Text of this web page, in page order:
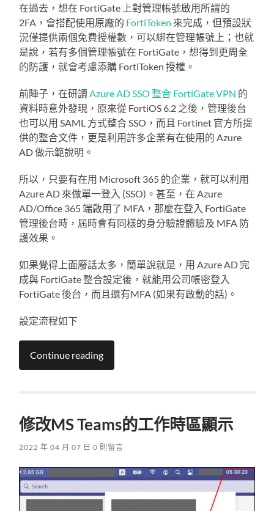
在過去，想在 FortiGate 上對管理帳號啟用所謂的
2FA，會搭配使用原廠的 FortiToken 來完成，但預設狀
況僅提供兩個免費授權數，可以綁在管理帳號上；也就
是說，若有多個管理帳號在 FortiGate，想得到更周全
的防護，就會考慮添購 FortiToken 授權。
前陣子，在研讀 Azure AD SSO 整合 FortiGate VPN 的
資料時意外發現，原來從 FortiOS 6.2 之後，管理後台
也可以用 SAML 方式整合 SSO，而且 Fortinet 官方所提
供的整合文件，更是利用許多企業有在使用的 Azure
AD 做示範說明。
所以，只要有在用 Microsoft 365 的企業，就可以利用
Azure AD 來做單一登入 (SSO)。甚至，在 Azure
AD/Office 365 端啟用了 MFA，那麼在登入 FortiGate
管理後台時，屆時會有同樣的身分驗證體驗及 MFA 防
護效果。
如果覺得上面廢話太多，簡單說就是，用 Azure AD 完
成與 FortiGate 整合設定後，就能用公司帳密登入
FortiGate 後台，而且還有MFA (如果有啟動的話)。
設定流程如下
Continue reading
修改MS Teams的工作時區顯示
2022 年 04 月 07 日 0 則留言